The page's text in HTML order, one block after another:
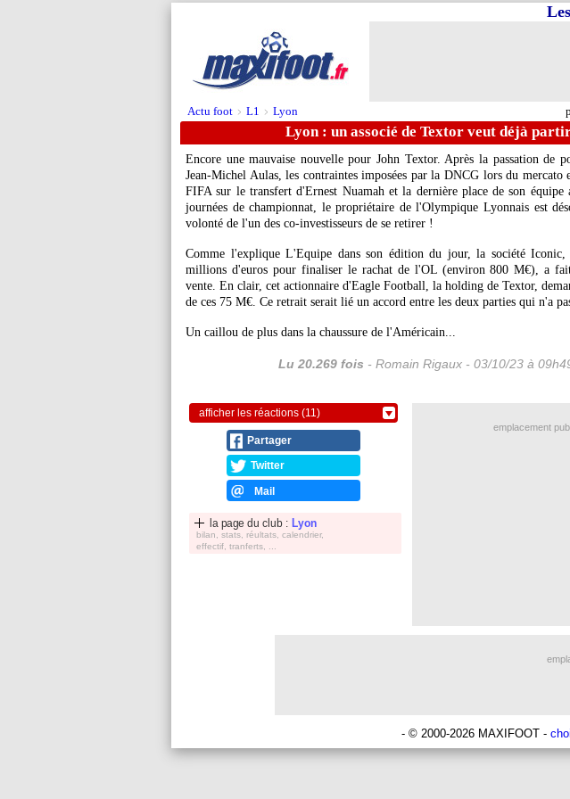
Actu foot > L1 > Lyon
Lyon : un associé de Textor veut déjà
Encore une mauvaise nouvelle pour John Textor. Après la passation de
Jean-Michel Aulas, les contraintes imposées par la DNCG lors du mercato
FIFA sur le transfert d'Ernest Nuamah et la dernière place de son équipe
journées de championnat, le propriétaire de l'Olympique Lyonnais est
volonté de l'un des co-investisseurs de se retirer !
Comme l'explique L'Equipe dans son édition du jour, la société
millions d'euros pour finaliser le rachat de l'OL (environ 800 M€), a
vente. En clair, cet actionnaire d'Eagle Football, la holding de Textor,
de ces 75 M€. Ce retrait serait lié un accord entre les deux parties qui n'a
Un caillou de plus dans la chaussure de l'Américain...
Lu 20.269 fois - Romain Rigaux - 03/10/23 à
afficher les réactions (11)
Partager
Twitter
Mail
la page du club : Lyon
bilan, stats, réultats, calendrier,
effectif, tranferts, ...
emplacement
- © 2000-2026 MAXIFOOT -